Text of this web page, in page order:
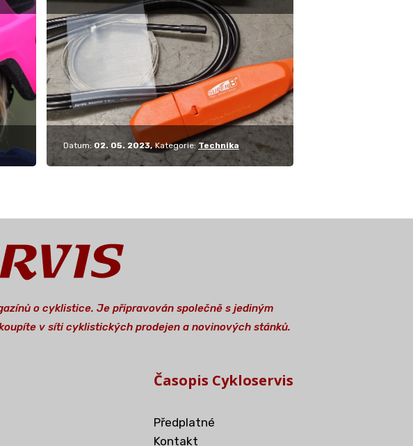
máte rám s vodicími tunely, tak asi nemusíte
číst…
Datum: 02. 05. 2023 Kategorie: Technika
o cyklistice. Je připravován společně s jediným
v síti cyklistických prodejen a novinových stánků.
Časopis Cykloservis
Předplatné
Kontakt